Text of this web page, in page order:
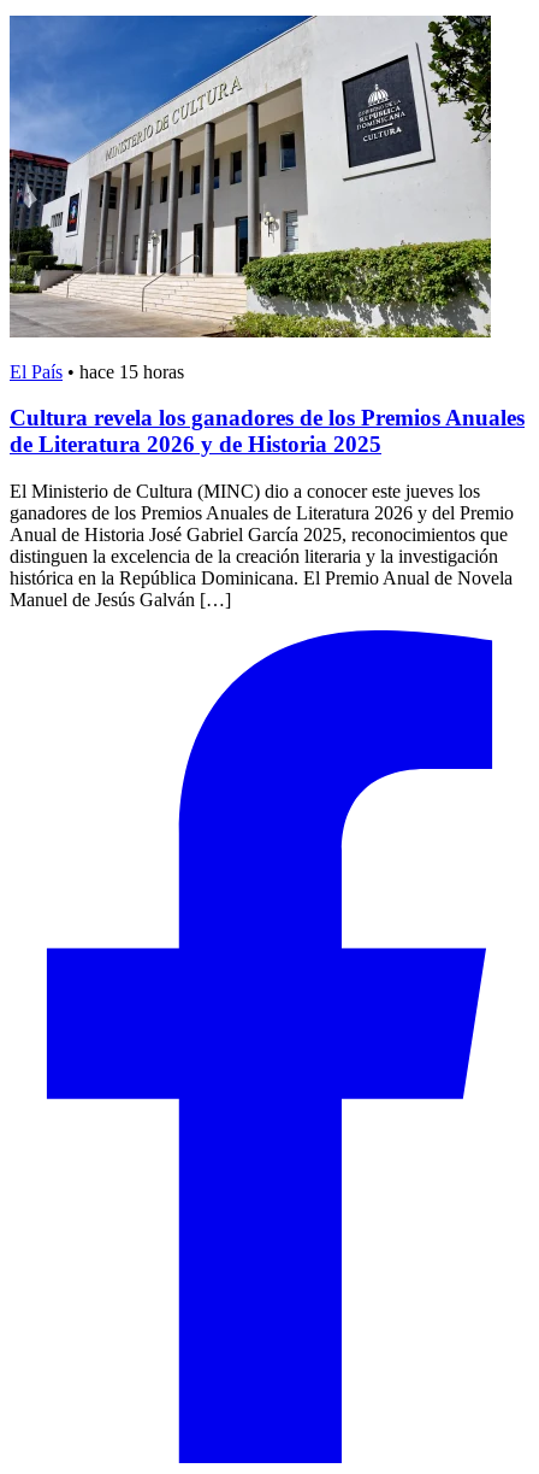
El País • hace 15 horas
Cultura revela los ganadores de los Premios Anuales
de Literatura 2026 y de Historia 2025
El Ministerio de Cultura (MINC) dio a conocer este jueves los
ganadores de los Premios Anuales de Literatura 2026 y del Premio
Anual de Historia José Gabriel García 2025, reconocimientos que
distinguen la excelencia de la creación literaria y la investigación
histórica en la República Dominicana. El Premio Anual de Novela
Manuel de Jesús Galván […]